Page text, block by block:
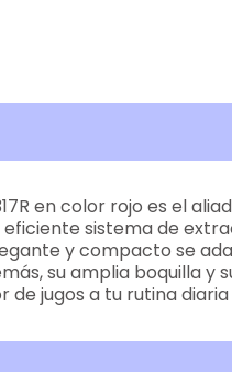
en color rojo es el
sistema de
y compacto se
su amplia boquilla
jugos a tu rutina